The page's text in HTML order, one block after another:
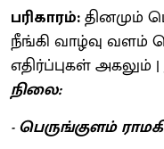
பரிகாரம்:தினமும்
நீங்கி வாழ்வு வளம்
எதிர்ப்புகள் அகலும் |
நிலை:
- பெருங்குளம்